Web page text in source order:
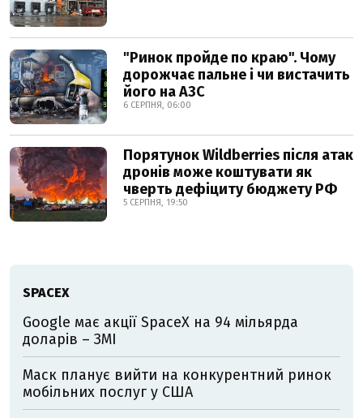
"Ринок пройде по краю". Чому
дорожчає пальне і чи вистачить
його на АЗС
6 СЕРПНЯ, 06:00
Порятунок Wildberries після атак
дронів може коштувати як
чверть дефіциту бюджету РФ
5 СЕРПНЯ, 19:50
SPACEX
Google має акції SpaceX на 94 мільярда
доларів – ЗМІ
Маск планує вийти на конкурентний ринок
мобільних послуг у США